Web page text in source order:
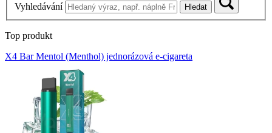
Vyhledávání Hledat
Top produkt
X4 Bar Mentol (Menthol) jednorázová e-cigareta